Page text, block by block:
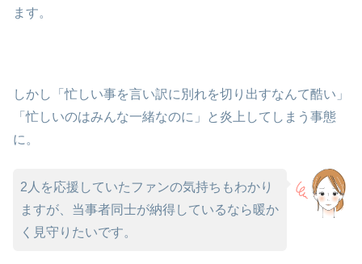
ます。
しかし「忙しい事を言い訳に別れを切り出すなんて酷い」
「忙しいのはみんな一緒なのに」と炎上してしまう事態
に。
2人を応援していたファンの気持ちもわかり
ますが、当事者同士が納得しているなら暖か
く見守りたいです。